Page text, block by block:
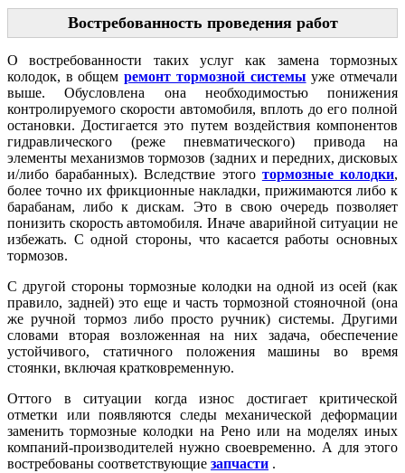
Востребованность проведения работ
О востребованности таких услуг как замена тормозных
колодок, в общемремонт тормозной системы уже отмечали
выше. Обусловлена она необходимостью понижения
контролируемого скорости автомобиля, вплоть до его полной
остановки. Достигается это путем воздействия компонентов
гидравлического (реже пневматического) привода на
элементы механизмов тормозов (задних и передних, дисковых
и/либо барабанных). Вследствие этого тормозные колодки,
более точно их фрикционные накладки, прижимаются либо к
барабанам, либо к дискам. Это в свою очередь позволяет
понизить скорость автомобиля. Иначе аварийной ситуации не
избежать. С одной стороны, что касается работы основных
тормозов.
С другой стороны тормозные колодки на одной из осей (как
правило, задней) это еще и часть тормозной стояночной (она
же ручной тормоз либо просто ручник) системы. Другими
словами вторая возложенная на них задача, обеспечение
устойчивого, статичного положения машины во время
стоянки, включая кратковременную.
Оттого в ситуации когда износ достигает критической
отметки или появляются следы механической деформации
заменить тормозные колодки на Рено или на моделях иных
компаний-производителей нужно своевременно. А для этого
востребованы соответствующие запчасти .